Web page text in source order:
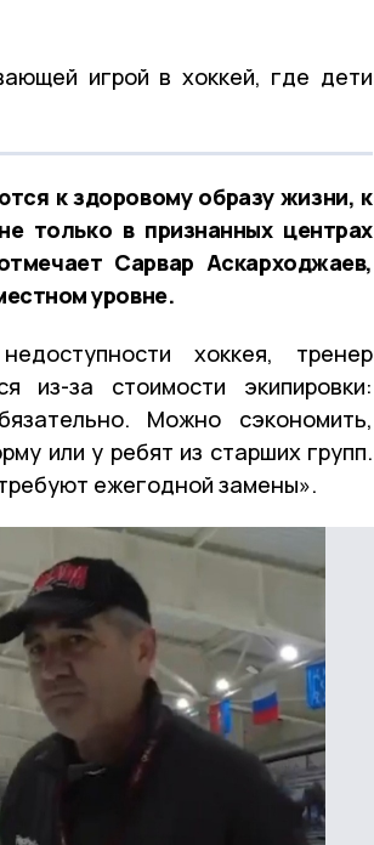
игрой в хоккей, где дети
к здоровому образу жизни, к
только в признанных центрах
Сарвар Аскарходжаев,
уровне.
хоккея, тренер
из-за стоимости экипировки:
Можно сэкономить,
или у ребят из старших групп.
ежегодной замены».